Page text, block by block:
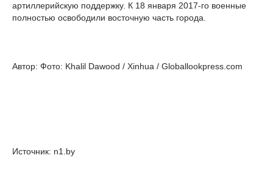
артиллерийскую поддержку. К 18 января 2017-го военные
полностью освободили восточную часть города.
Автор: Фото: Khalil Dawood / Xinhua / Globallookpress.com
Источник: n1.by